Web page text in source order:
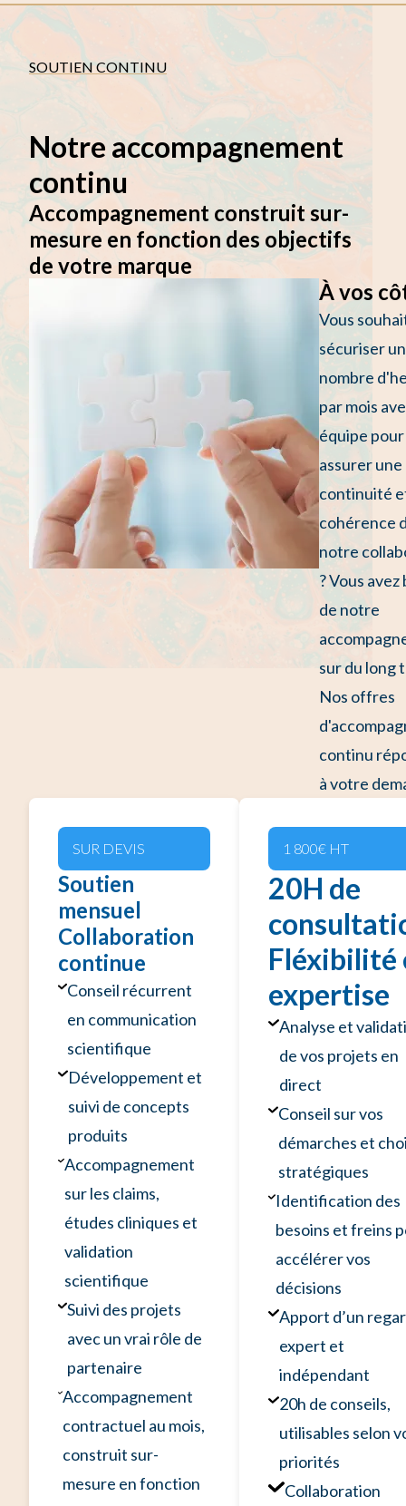
SOUTIEN CONTINU
Notre accompagnement
continu
Accompagnement construit sur-
mesure en fonction des objectifs
de votre marque
À vos
Vous
sécuriser un
nombre
par mois
équipe pour
assurer une
continuité
cohérence
notre
? Vous avez
de notre
sur du long
Nos offres
continu
à votre
SUR DEVIS
Soutien
mensuel
Collaboration
continue
Conseil récurrent
en communication
scientifique
Développement et
suivi de concepts
produits
Accompagnement
sur les claims,
études cliniques et
validation
scientifique
Suivi des projets
avec un vrai rôle de
partenaire
Accompagnement
contractuel au mois,
construit sur-
mesure en fonction
1 800€ HT
20H de
Fléxibilité
expertise
Analyse et
de vos projets en
direct
Conseil sur vos
démarches et
stratégiques
Identification des
besoins et freins
accélérer vos
décisions
Apport d’un
expert et
indépendant
20h de conseils,
utilisables selon
priorités
Collaboration